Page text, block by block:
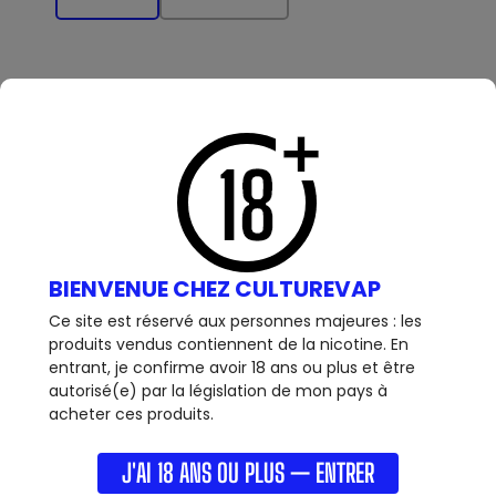
BIENVENUE CHEZ CULTUREVAP
Ce site est réservé aux personnes majeures : les
produits vendus contiennent de la nicotine. En
entrant, je confirme avoir 18 ans ou plus et être
autorisé(e) par la législation de mon pays à
acheter ces produits.
J'AI 18 ANS OU PLUS — ENTRER
CLEAROMISEUR ZLIDE 22 DE INNOKIN
Clearomiseur Zlide de la marque Innokin: Le
clearomiseur parfait pour les débutants!-...
VOIR +